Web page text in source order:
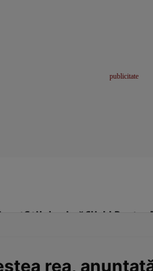
Stil de viațăClick! Pentru
rea,